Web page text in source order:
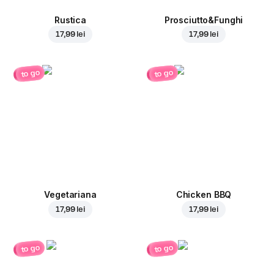
Rustica
17,99 lei
Prosciutto&Funghi
17,99 lei
to go
Vegetariana
17,99 lei
to go
Chicken BBQ
17,99 lei
to go to go